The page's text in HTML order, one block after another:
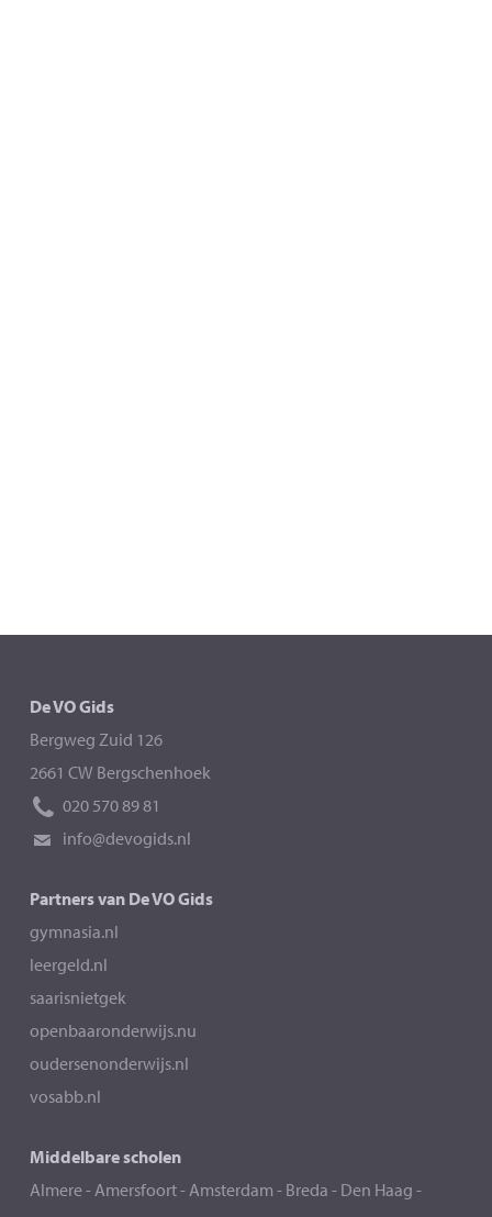
De VO Gids
Bergweg Zuid 126
2661 CW Bergschenhoek
020 570 89 81
info@devogids.nl
Partners van De VO Gids
gymnasia.nl
leergeld.nl
saarisnietgek
openbaaronderwijs.nu
oudersenonderwijs.nl
vosabb.nl
Middelbare scholen
Almere-Amersfoort-Amsterdam - Breda - Den Haag -